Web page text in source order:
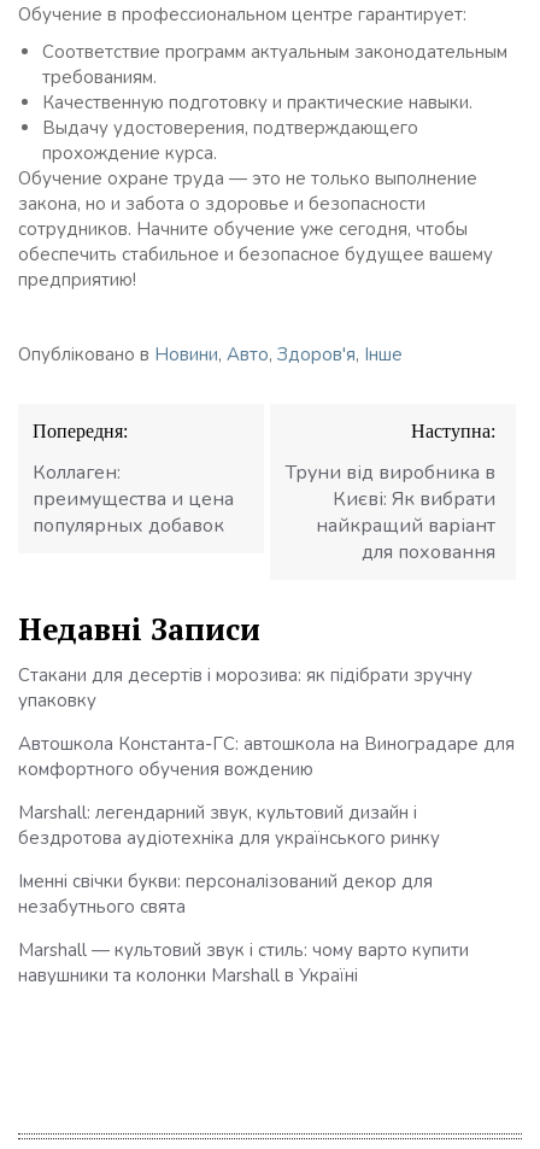
Обучение в профессиональном центре гарантирует:
Соответствие программ актуальным законодательным
требованиям.
Качественную подготовку и практические навыки.
Выдачу удостоверения, подтверждающего
прохождение курса.
Обучение охране труда — это не только выполнение
закона, но и забота о здоровье и безопасности
сотрудников. Начните обучение уже сегодня, чтобы
обеспечить стабильное и безопасное будущее вашему
предприятию!
Опубліковано в Новини, Авто, Здоров'я, Інше
Навігація
записів
Попередня:
Коллаген:
преимущества и цена
популярных добавок
Наступна:
Труни від виробника в
Києві: Як вибрати
найкращий варіант
для поховання
Недавні Записи
Стакани для десертів і морозива: як підібрати зручну
упаковку
Автошкола Константа-ГС: автошкола на Виноградаре для
комфортного обучения вождению
Marshall: легендарний звук, культовий дизайн і
бездротова аудіотехніка для українського ринку
Іменні свічки букви: персоналізований декор для
незабутнього свята
Marshall — культовий звук і стиль: чому варто купити
навушники та колонки Marshall в Україні